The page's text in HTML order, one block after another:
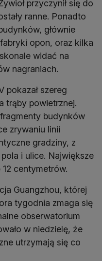
przyczynił się do
ranne. Ponadto
głównie
opon, oraz kilka
widać na
nagraniach.
pokazał szereg
trąby powietrznej.
budynków
zrywaniu linii
gradziny, z
i ulice. Największe
centymetrów.
Guangzhou, której
tygodnia zmaga się
obserwatorium
w niedzielę, że
utrzymają się co